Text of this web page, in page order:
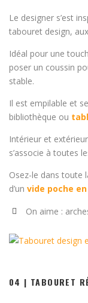
Le designer s’est
tabouret design,
Idéal pour une
poser un coussin
stable.
Il est empilable et
bibliothèque ou
Intérieur et
s’associe à toutes
Osez-le dans toute
d’un vide poche
On aime :
04 | TABOURET